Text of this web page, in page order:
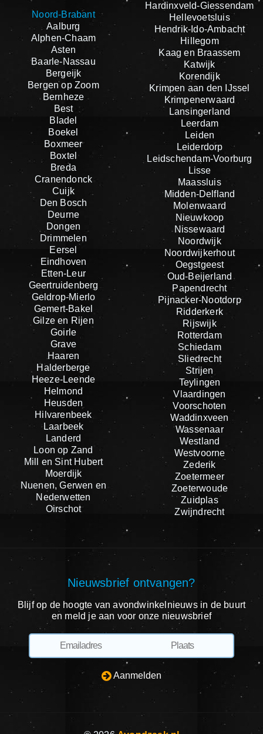
Noord-Brabant
Aalburg
Alphen-Chaam
Asten
Baarle-Nassau
Bergeijk
Bergen op Zoom
Bernheze
Best
Bladel
Boekel
Boxmeer
Boxtel
Breda
Cranendonck
Cuijk
Den Bosch
Deurne
Dongen
Drimmelen
Eersel
Eindhoven
Etten-Leur
Geertruidenberg
Geldrop-Mierlo
Gemert-Bakel
Gilze en Rijen
Goirle
Grave
Haaren
Halderberge
Heeze-Leende
Helmond
Heusden
Hilvarenbeek
Laarbeek
Landerd
Loon op Zand
Mill en Sint Hubert
Moerdijk
Nuenen, Gerwen en
Nederwetten
Oirschot
Hardinxveld-Giessendam
Hellevoetsluis
Hendrik-Ido-Ambacht
Hillegom
Kaag en Braassem
Katwijk
Korendijk
Krimpen aan den IJssel
Krimpenerwaard
Lansingerland
Leerdam
Leiden
Leiderdorp
Leidschendam-Voorburg
Lisse
Maassluis
Midden-Delfland
Molenwaard
Nieuwkoop
Nissewaard
Noordwijk
Noordwijkerhout
Oegstgeest
Oud-Beijerland
Papendrecht
Pijnacker-Nootdorp
Ridderkerk
Rijswijk
Rotterdam
Schiedam
Sliedrecht
Strijen
Teylingen
Vlaardingen
Voorschoten
Waddinxveen
Wassenaar
Westland
Westvoorne
Zederik
Zoetermeer
Zoeterwoude
Zuidplas
Zwijndrecht
Nieuwsbrief ontvangen?
Blijf op de hoogte van avondwinkelnieuws in de buurt
en meld je aan voor onze nieuwsbrief
Aanmelden